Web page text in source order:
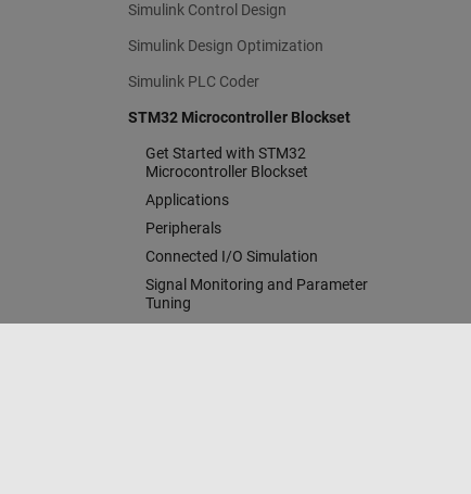
Simulink Control Design
Simulink Design Optimization
Simulink PLC Coder
STM32 Microcontroller Blockset
Get Started with STM32
Microcontroller Blockset
Applications
Peripherals
Connected I/O Simulation
Signal Monitoring and Parameter
Tuning